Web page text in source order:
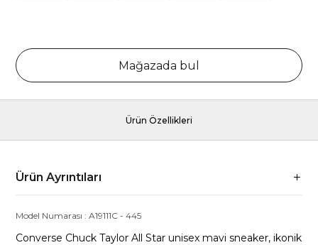
Mağazada bul
Ürün Özellikleri
Ürün Ayrıntıları
Model Numarası :A19111C -445
Converse Chuck Taylor All Star unisex mavi sneaker, ikonik